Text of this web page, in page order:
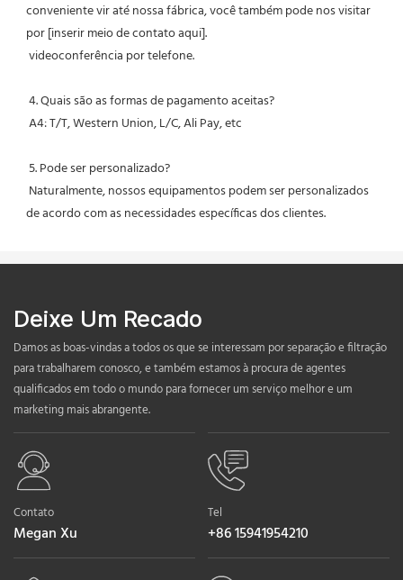
conveniente vir até nossa fábrica, você também pode nos visitar
por [inserir meio de contato aqui].
videoconferência por telefone.
4. Quais são as formas de pagamento aceitas?
A4: T/T, Western Union, L/C, Ali Pay, etc
5. Pode ser personalizado?
de acordo com as necessidades específicas dos clientes.
Deixe Um Recado
Damos as boas-vindas a todos os que se interessam por separação e filtração
para trabalharem conosco, e também estamos à procura de agentes
qualificados em todo o mundo para fornecer um serviço melhor e um
marketing mais abrangente.
Contato
Megan Xu
Tel
+86 15941954210